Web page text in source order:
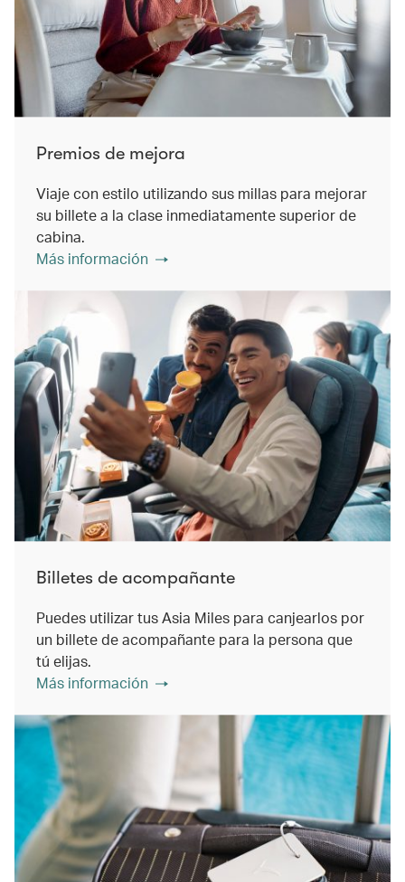
Premios de mejora
Viaje con estilo utilizando sus millas para mejorar
su billete a la clase inmediatamente superior de
cabina.
Más información
Billetes de acompañante
Puedes utilizar tus Asia Miles para canjearlos por
un billete de acompañante para la persona que
tú elijas.
Más información